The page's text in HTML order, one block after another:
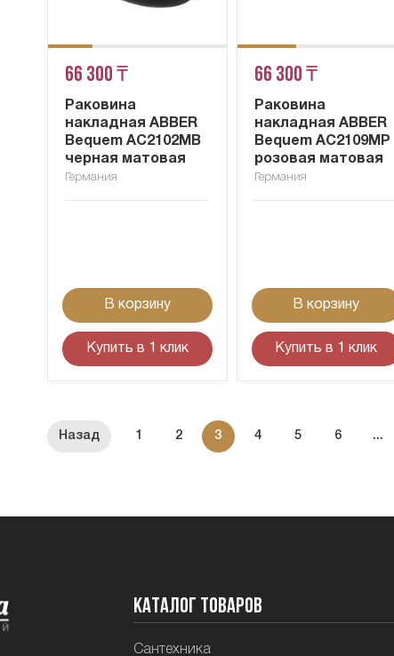
66 300 ₸
Раковина
накладная ABBER
Bequem AC2102MB
черная матовая
Германия
В корзину
Купить в 1 клик
66 300 ₸
Раковина
накладная ABBER
Bequem AC2109MP
розовая матовая
Германия
В корзину
Купить в 1 клик
1 2 3 4 5 6 ...
Каталог товаров
Сантехника